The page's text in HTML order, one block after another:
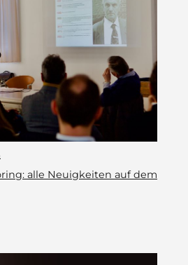
alle Neuigkeiten auf dem